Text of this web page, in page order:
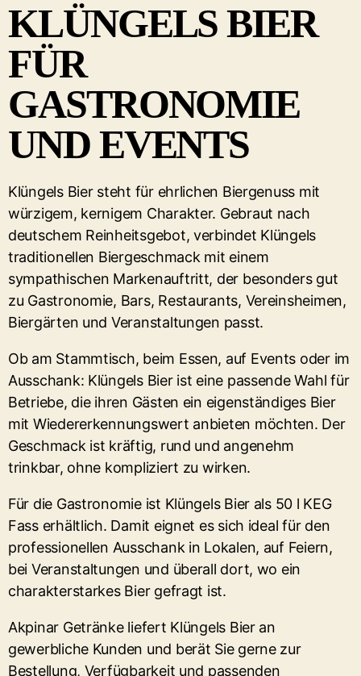
KLÜNGELS BIER
FÜR
GASTRONOMIE
UND EVENTS
Klüngels Bier steht für ehrlichen Biergenuss mit
würzigem, kernigem Charakter. Gebraut nach
deutschem Reinheitsgebot, verbindet Klüngels
traditionellen Biergeschmack mit einem
sympathischen Markenauftritt, der besonders gut
zu Gastronomie, Bars, Restaurants, Vereinsheimen,
Biergärten und Veranstaltungen passt.
Ob am Stammtisch, beim Essen, auf Events oder im
Ausschank: Klüngels Bier ist eine passende Wahl für
Betriebe, die ihren Gästen ein eigenständiges Bier
mit Wiedererkennungswert anbieten möchten. Der
Geschmack ist kräftig, rund und angenehm
trinkbar, ohne kompliziert zu wirken.
Für die Gastronomie ist Klüngels Bier als 50 l KEG
Fass erhältlich. Damit eignet es sich ideal für den
professionellen Ausschank in Lokalen, auf Feiern,
bei Veranstaltungen und überall dort, wo ein
charakterstarkes Bier gefragt ist.
Akpinar Getränke liefert Klüngels Bier an
gewerbliche Kunden und berät Sie gerne zur
Bestellung, Verfügbarkeit und passenden